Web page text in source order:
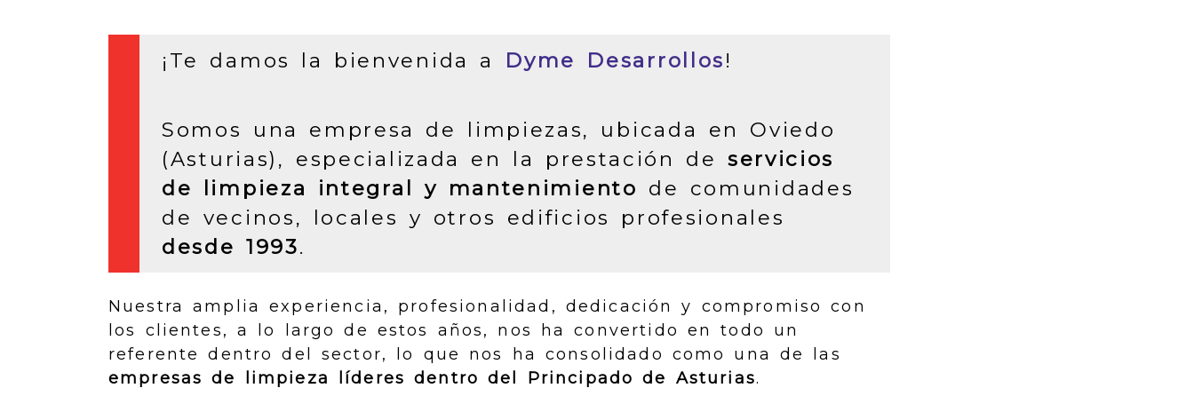
¡Te damos la bienvenida a Dyme Desarrollos!
Somos una empresa de limpiezas, ubicada en Oviedo
(Asturias), especializada en la prestación de servicios
de limpieza integral y mantenimiento de comunidades
de vecinos, locales y otros edificios profesionales
desde 1993.
Nuestra amplia experiencia, profesionalidad, dedicación y compromiso con
los clientes, a lo largo de estos años, nos ha convertido en todo un
referente dentro del sector, lo que nos ha consolidado como una de las
empresas de limpieza líderes dentro del Principado de Asturias.